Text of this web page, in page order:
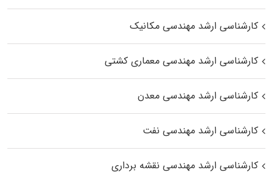
کارشناسی ارشد مهندسی مکانیک
کارشناسی ارشد مهندسی معماری کشتی
کارشناسی ارشد مهندسی معدن
کارشناسی ارشد مهندسی نفت
کارشناسی ارشد مهندسی نقشه برداری